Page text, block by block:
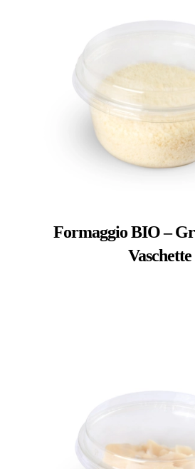
Formaggio BIO –
Vaschette